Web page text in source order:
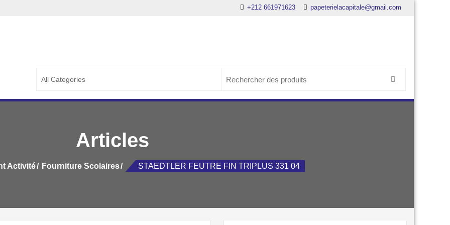
+212 661971623 papeterielacapitale@gmail.com
Articles
Activité Fourniture Scolaires STAEDTLER FEUTRE FIN TRIPLUS 331 04